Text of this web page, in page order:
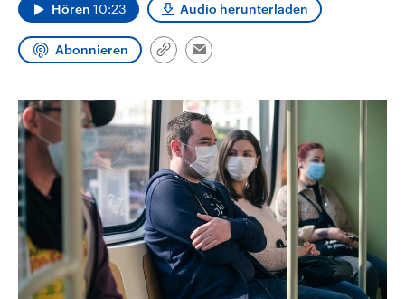
Hören 10:23 Audio herunterladen
Abonnieren
Link
Email